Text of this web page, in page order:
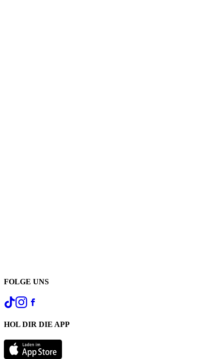
FOLGE UNS
HOL DIR DIE APP